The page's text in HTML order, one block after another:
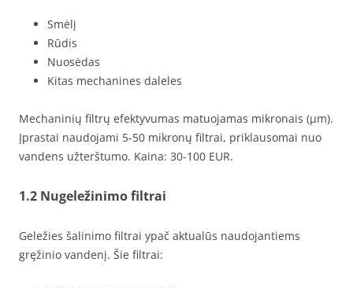
Smėlį
Rūdis
Nuosėdas
Kitas mechanines daleles
Mechaninių filtrų efektyvumas matuojamas mikronais (μm).
Įprastai naudojami 5-50 mikronų filtrai, priklausomai nuo
vandens užterštumo. Kaina: 30-100 EUR.
1.2 Nugeležinimo filtrai
Geležies šalinimo filtrai ypač aktualūs naudojantiems
gręžinio vandenį. Šie filtrai: